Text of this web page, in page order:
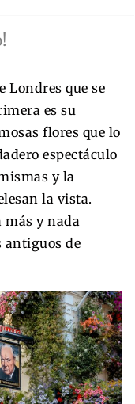
Londres que se
es su
flores que lo
espectáculo
y la
la vista.
más y nada
antiguos de